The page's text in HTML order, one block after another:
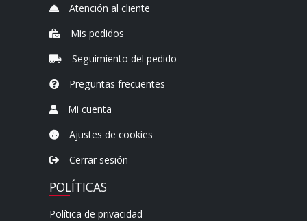
Atención al cliente
Mis pedidos
Seguimiento del pedido
Preguntas frecuentes
Mi cuenta
Ajustes de cookies
Cerrar sesión
POLÍTICAS
Política de privacidad